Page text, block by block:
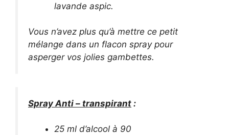
lavande aspic.
Vous n’avez plus qu’à mettre ce petit
mélange dans un flacon spray pour
asperger vos jolies gambettes.
Spray Anti – transpirant :
25 ml d’alcool à 90